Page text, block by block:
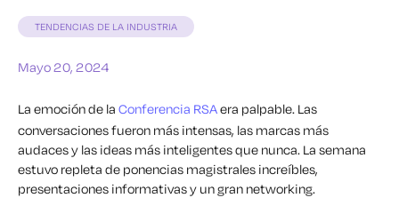
TENDENCIAS DE LA INDUSTRIA
Mayo 20, 2024
La emoción de la Conferencia RSAera palpable. Las
conversaciones fueron más intensas, las marcas más
audaces y las ideas más inteligentes que nunca. La semana
estuvo repleta de ponencias magistrales increíbles,
presentaciones informativas y un gran networking.